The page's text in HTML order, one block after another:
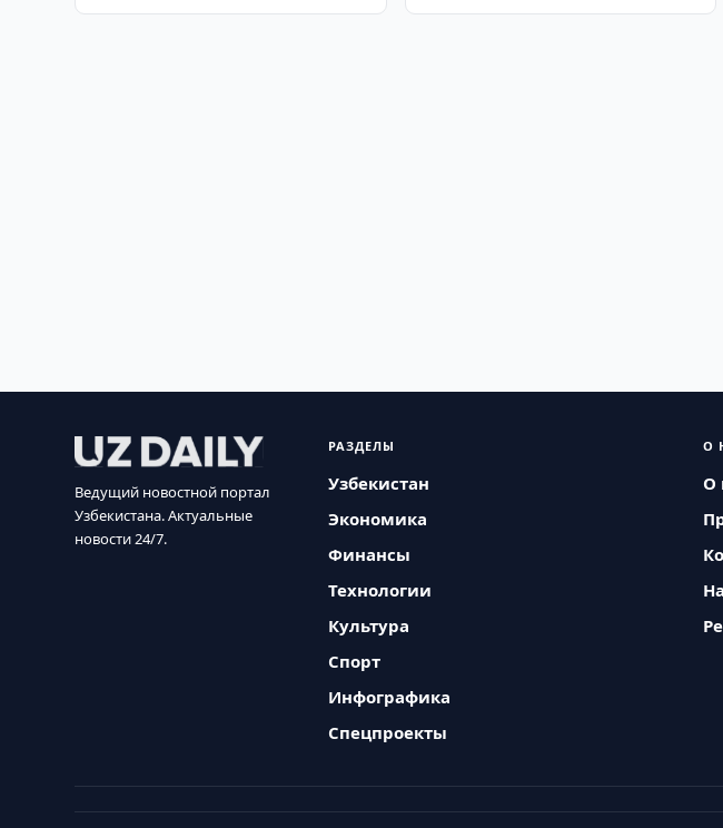
Ведущий новостной портал
Узбекистана. Актуальные
новости 24/7.
РАЗДЕЛЫ
Узбекистан
Экономика
Финансы
Технологии
Культура
Спорт
Инфографика
Спецпроекты
О
О